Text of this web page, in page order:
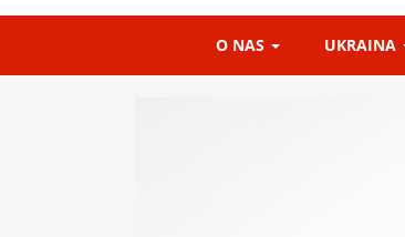
O NAS UKRAINA